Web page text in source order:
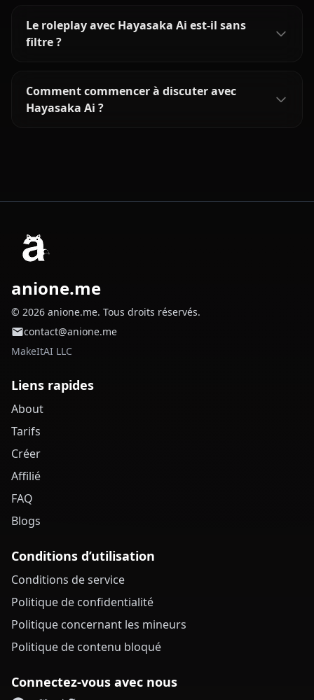
Le roleplay avec Hayasaka Ai est-il sans
filtre ?
Comment commencer à discuter avec
Hayasaka Ai ?
anione.me
© 2026 anione.me. Tous droits réservés.
contact@anione.me
MakeItAI LLC
Liens rapides
About
Tarifs
Créer
Affilié
FAQ
Blogs
Conditions d’utilisation
Conditions de service
Politique de confidentialité
Politique concernant les mineurs
Politique de contenu bloqué
Connectez-vous avec nous